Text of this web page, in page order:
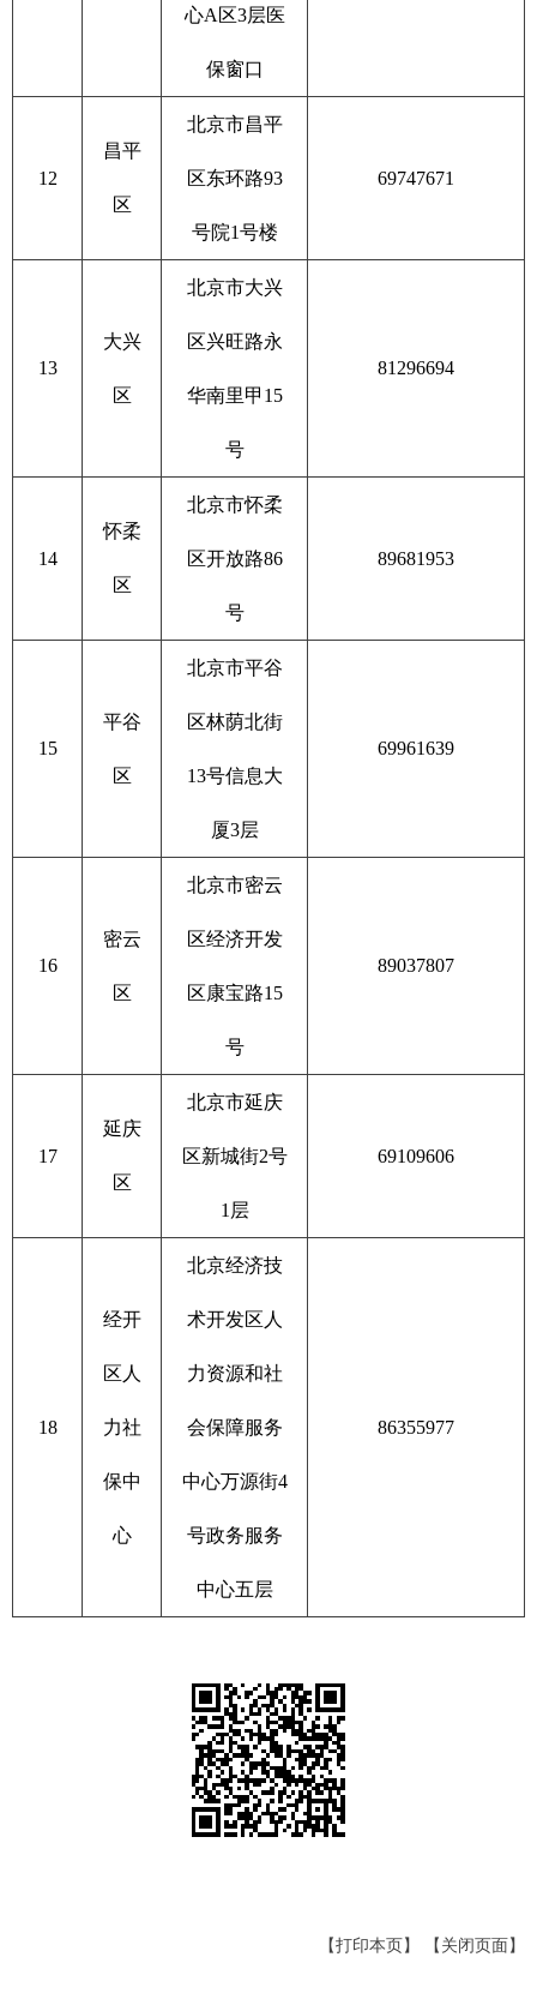
心A区3层医
保窗口
12
昌平
区
北京市昌平
区东环路93
号院1号楼
69747671
13
大兴
区
北京市大兴
区兴旺路永
华南里甲15
号
81296694
14
怀柔
区
北京市怀柔
区开放路86
号
89681953
15
平谷
区
北京市平谷
区林荫北街
13号信息大
厦3层
69961639
16
密云
区
北京市密云
区经济开发
区康宝路15
号
89037807
17
延庆
区
北京市延庆
区新城街2号
1层
69109606
18
经开
区人
力社
保中
心
北京经济技
术开发区人
力资源和社
会保障服务
中心万源街4
号政务服务
中心五层
86355977
【打印本页】 【关闭页面】